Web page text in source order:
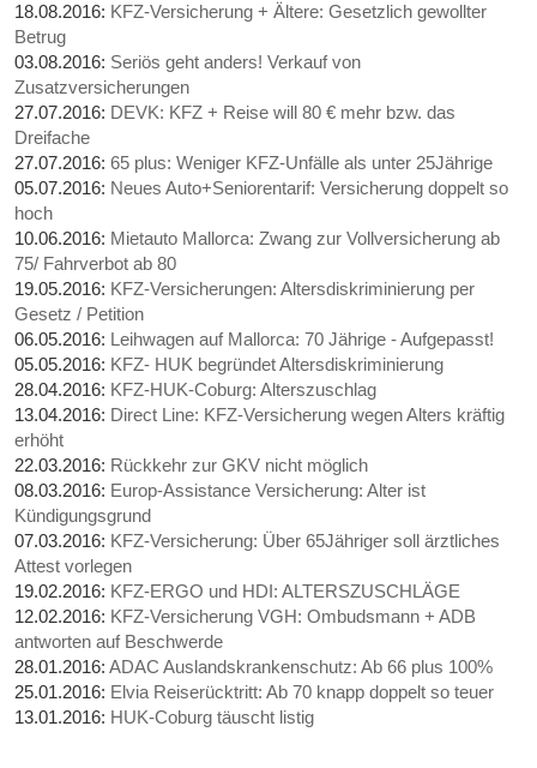
18.08.2016: KFZ-Versicherung + Ältere: Gesetzlich gewollter
Betrug
03.08.2016: Seriös geht anders! Verkauf von
Zusatzversicherungen
27.07.2016: DEVK: KFZ + Reise will 80 € mehr bzw. das
Dreifache
27.07.2016:65 plus: Weniger KFZ-Unfälle als unter 25Jährige
05.07.2016: Neues Auto+Seniorentarif: Versicherung doppelt so
hoch
10.06.2016: Mietauto Mallorca: Zwang zur Vollversicherung ab
75/ Fahrverbot ab 80
19.05.2016: KFZ-Versicherungen: Altersdiskriminierung per
Gesetz / Petition
06.05.2016: Leihwagen auf Mallorca: 70 Jährige - Aufgepasst!
05.05.2016: KFZ- HUK begründet Altersdiskriminierung
28.04.2016: KFZ-HUK-Coburg: Alterszuschlag
13.04.2016: Direct Line: KFZ-Versicherung wegen Alters kräftig
erhöht
22.03.2016: Rückkehr zur GKV nicht möglich
08.03.2016: Europ-Assistance Versicherung: Alter ist
Kündigungsgrund
07.03.2016: KFZ-Versicherung: Über 65Jähriger soll ärztliches
Attest vorlegen
19.02.2016: KFZ-ERGO und HDI: ALTERSZUSCHLÄGE
12.02.2016: KFZ-Versicherung VGH: Ombudsmann + ADB
antworten auf Beschwerde
28.01.2016:ADAC Auslandskrankenschutz: Ab 66 plus 100%
25.01.2016: Elvia Reiserücktritt: Ab 70 knapp doppelt so teuer
13.01.2016: HUK-Coburg täuscht listig